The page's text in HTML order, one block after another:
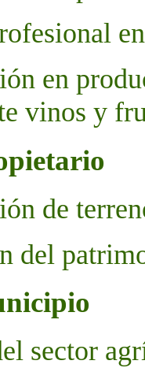
en
vinos y
de
del
sector